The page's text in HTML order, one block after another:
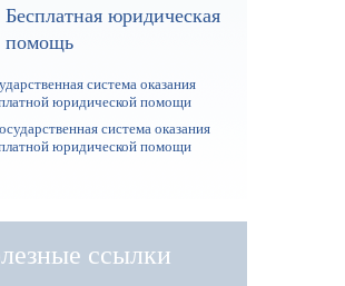
Бесплатная юридическая
помощь
система оказания
юридической помощи
система оказания
юридической помощи
ссылки